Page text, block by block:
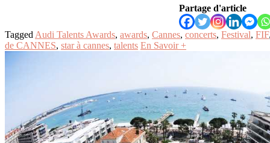
Partage d'article
Tagged Audi Talents Awards, awards, Cannes, concerts, Festival, FIF
de CANNES, star à cannes, talents En Savoir +